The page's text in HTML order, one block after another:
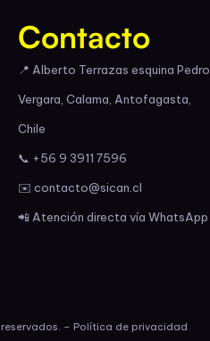
Contacto
📍 Alberto Terrazas esquina Pedro
Vergara, Calama, Antofagasta,
Chile
📞 +56 9 3911 7596
✉️ contacto@sican.cl
📲 Atención directa vía WhatsApp
– Política de privacidad